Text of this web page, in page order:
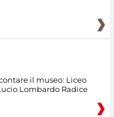
il museo: Liceo
Lombardo Radice